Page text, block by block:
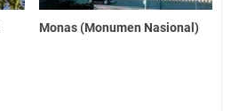
Monas (Monumen Nasional)